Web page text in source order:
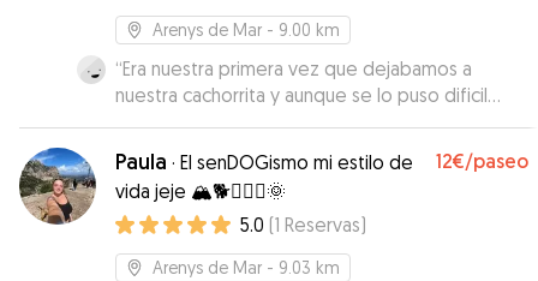
Arenys de Mar - 9.00 km
“Era nuestra primera vez que dejabamos a
nuestra cachorrita y aunque se lo puso dificil
Nahuel hizo todo lo posible para que se sintiera
como en casa e informandonos en cada
momento! Si tendría ocasión repetiría! Muy
responsable y se nota que ama a los animales!
Paula · El senDOGismo mi estilo de
vida jeje 🏔️🐕🏃🏽‍♀️🌞
12€/paseo
5.0 (1 Reservas)
Arenys de Mar - 9.03 km